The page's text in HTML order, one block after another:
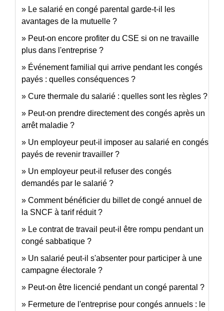
Le salarié en congé parental garde-t-il les
avantages de la mutuelle ?
Peut-on encore profiter du CSE si on ne travaille
plus dans l'entreprise ?
Événement familial qui arrive pendant les congés
payés : quelles conséquences ?
Cure thermale du salarié : quelles sont les règles ?
Peut-on prendre directement des congés après un
arrêt maladie ?
Un employeur peut-il imposer au salarié en congés
payés de revenir travailler ?
Un employeur peut-il refuser des congés
demandés par le salarié ?
Comment bénéficier du billet de congé annuel de
la SNCF à tarif réduit ?
Le contrat de travail peut-il être rompu pendant un
congé sabbatique ?
Un salarié peut-il s'absenter pour participer à une
campagne électorale ?
Peut-on être licencié pendant un congé parental ?
Fermeture de l'entreprise pour congés annuels : le